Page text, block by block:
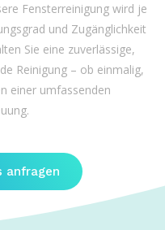
Fensterreinigung wird je
und Zugänglichkeit
Sie eine zuverlässige,
Reinigung – ob einmalig,
einer umfassenden
anfragen